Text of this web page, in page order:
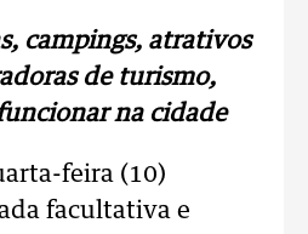
campings, atrativos
de turismo,
na cidade
feira (10)
facultativa e